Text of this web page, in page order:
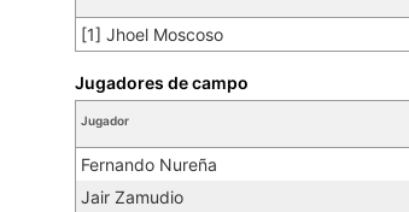
[1] Jhoel Moscoso
Jugador
Fernando Nureña
Jair Zamudio
Jugadores de campo